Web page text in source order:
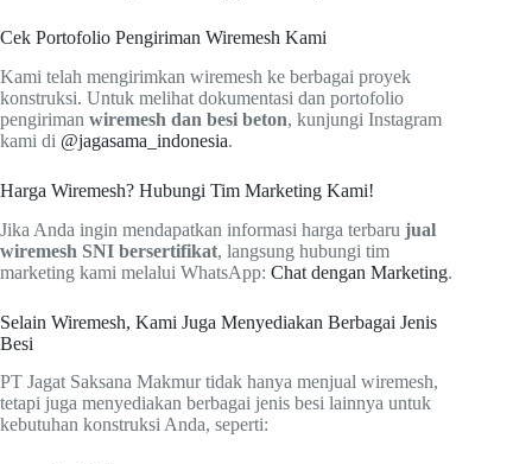
Cek Portofolio Pengiriman Wiremesh Kami
Kami telah mengirimkan wiremesh ke berbagai proyek
konstruksi. Untuk melihat dokumentasi dan portofolio
pengiriman wiremesh dan besi beton, kunjungi Instagram
kami di @jagasama_indonesia.
Harga Wiremesh? Hubungi Tim Marketing Kami!
Jika Anda ingin mendapatkan informasi harga terbaru jual
wiremesh SNI bersertifikat, langsung hubungi tim
marketing kami melalui WhatsApp: Chat dengan Marketing.
Selain Wiremesh, Kami Juga Menyediakan Berbagai Jenis
Besi
PT Jagat Saksana Makmur tidak hanya menjual wiremesh,
tetapi juga menyediakan berbagai jenis besi lainnya untuk
kebutuhan konstruksi Anda, seperti: